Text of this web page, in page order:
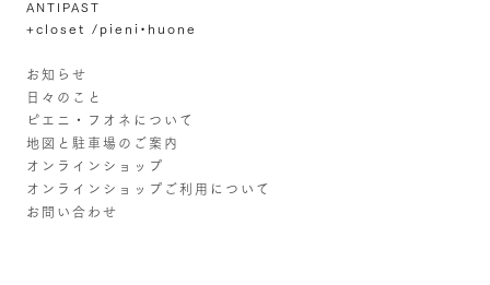
ANTIPAST
+closet /pieni•huone
お知らせ
日々のこと
ピエニ・フオネについて
地図と駐車場のご案内
オンラインショップ
オンラインショップご利用について
お問い合わせ